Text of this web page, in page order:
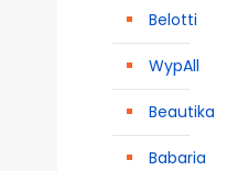
Belotti
WypAll
Beautika
Babaria